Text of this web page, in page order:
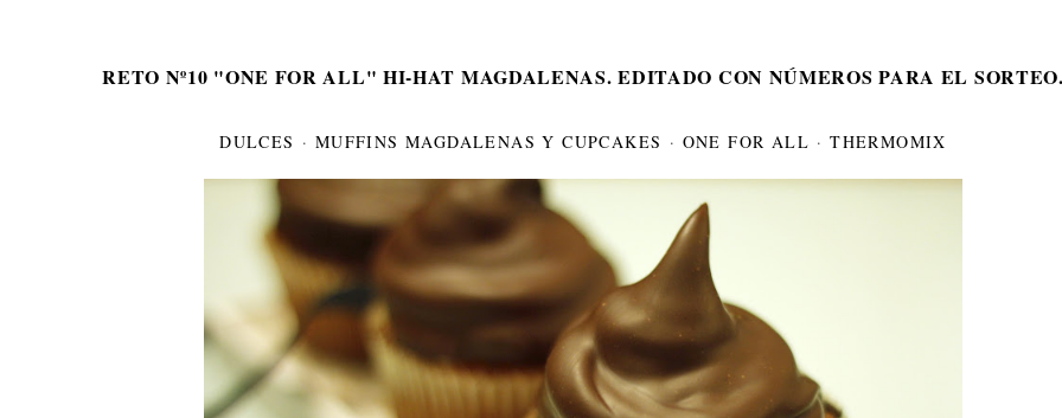
RETO Nº10 "ONE FOR ALL" HI-HAT MAGDALENAS. EDITADO CON NÚMEROS PARA EL
DULCES · MUFFINS MAGDALENAS Y CUPCAKES · ONE FOR ALL ·THERMOMIX